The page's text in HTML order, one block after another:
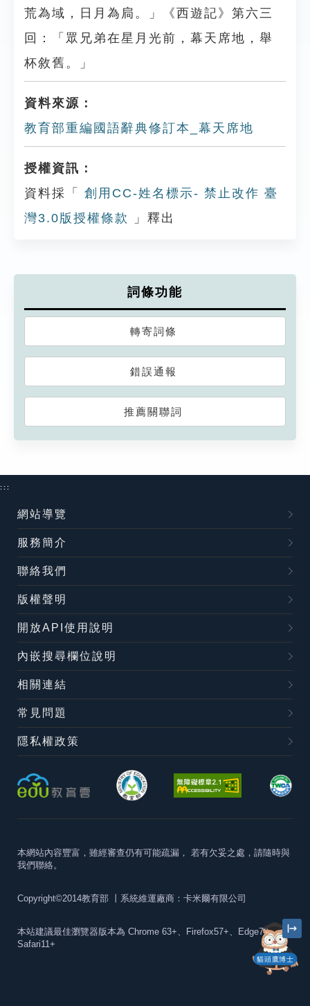
荒為域，日月為扃。」《西遊記》第六三
回：「眾兄弟在星月光前，幕天席地，舉
杯敘舊。」
資料來源：
教育部重編國語辭典修訂本_幕天席地
授權資訊：
資料採「
創用CC-姓名標示- 禁止改作 臺
灣3.0版授權條款
」釋出
詞條功能
轉寄詞條
錯誤通報
推薦關聯詞
貓頭鷹博士
:::
網站導覽
服務簡介
聯絡我們
版權聲明
開放API使用說明
內嵌搜尋欄位說明
相關連結
常見問題
隱私權政策
本網站內容豐富，雖經審查仍有可能疏漏， 若有欠妥之處，請隨時與
我們聯絡。
Copyright©2014教育部 丨系統維運廠商：卡米爾有限公司
本站建議最佳瀏覽器版本為 Chrome 63+、Firefox57+、Edge79+及
Safari11+